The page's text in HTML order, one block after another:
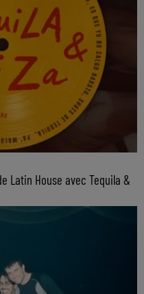
Latin House avec Tequila &